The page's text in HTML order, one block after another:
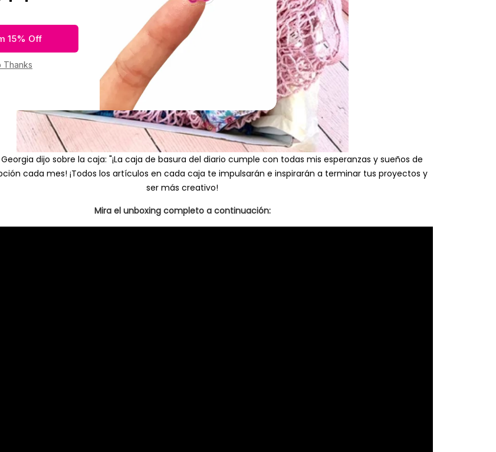
dijo sobre la caja: "¡La caja de basura del diario cumple con todas mis esperanzas y sueños de
cada mes! ¡Todos los artículos en cada caja te impulsarán e inspirarán a terminar tus proyectos y
ser más creativo!
Mira el unboxing completo a continuación: